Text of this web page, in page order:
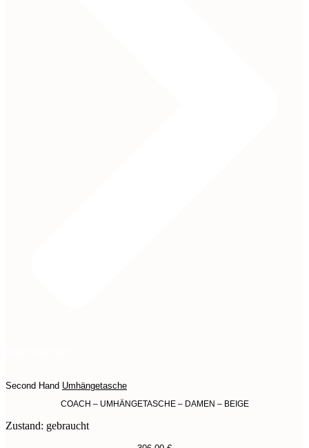
Second Hand Umhängetasche
COACH – UMHÄNGETASCHE – DAMEN – BEIGE
Zustand: gebraucht